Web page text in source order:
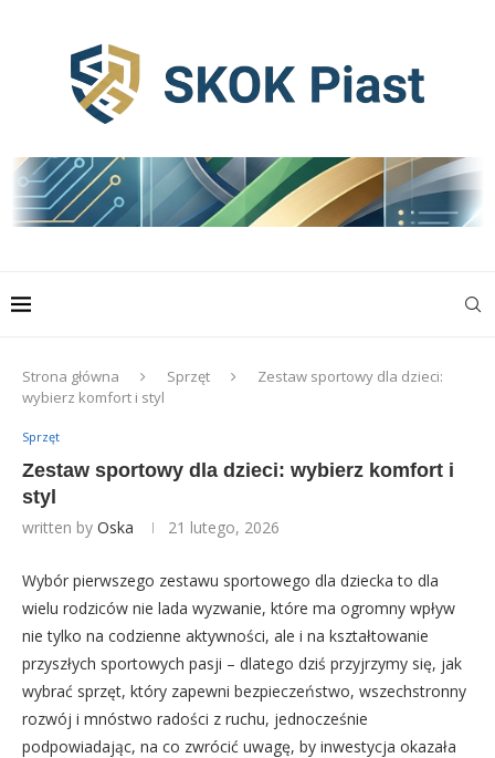
Strona główna Sprzęt
Zestaw sportowy dla dzieci:
wybierz komfort i styl
Sprzęt
Zestaw sportowy dla dzieci: wybierz komfort i
styl
written by Oska 21 lutego, 2026
Wybór pierwszego zestawu sportowego dla dziecka to dla
wielu rodziców nie lada wyzwanie, które ma ogromny wpływ
nie tylko na codzienne aktywności, ale i na kształtowanie
przyszłych sportowych pasji – dlatego dziś przyjrzymy się, jak
wybrać sprzęt, który zapewni bezpieczeństwo, wszechstronny
rozwój i mnóstwo radości z ruchu, jednocześnie
podpowiadając, na co zwrócić uwagę, by inwestycja okazała